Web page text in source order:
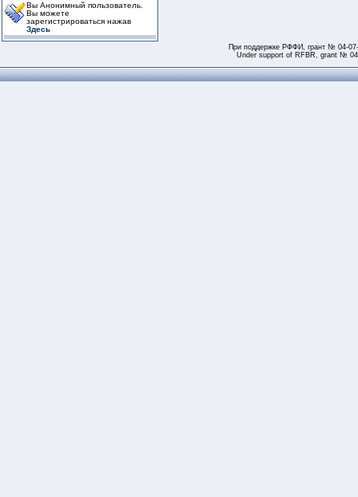
Вы Анонимный пользователь.
Вы можете
зарегистрироваться нажав
Здесь
При поддержке РФФИ, грант № 04-
Under support of RFBR, grant №